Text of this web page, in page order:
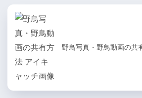
野鳥写真・野鳥動画の共